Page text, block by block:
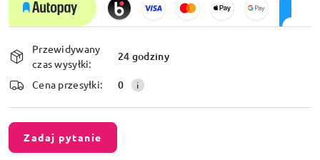
Dostępność
i
dostawa
Przewidywany
czas wysyłki:
24 godziny
Cena przesyłki: 0
Zadaj pytanie